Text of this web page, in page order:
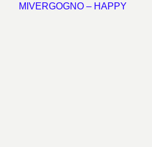
MIVERGOGNO – HAPPY